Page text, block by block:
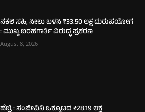
ನಕಲಿ ಸಹಿ, ಸೀಲು ಬಳಸಿ ₹33.50 ಲಕ್ಷ ದುರುಪಯೋಗ
: ಮುಖ್ಯ ಬರಹಗಾರ್ತಿ ವಿರುದ್ಧ ಪ್ರಕರಣ
August 8, 2026
ಹೆಬ್ರಿ : ಸಂಜೀವಿನಿ ಒಕ್ಕೂಟದ ₹28.19 ಲಕ್ಷ